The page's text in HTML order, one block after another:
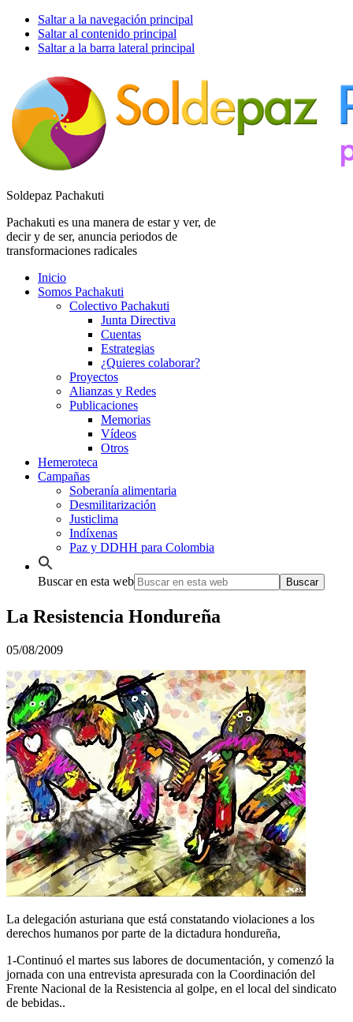
Saltar a la navegación principal
Saltar al contenido principal
Saltar a la barra lateral principal
Soldepaz Pachakuti
Pachakuti es una manera de estar y ver, de
decir y de ser, anuncia periodos de
transformaciones radicales
Inicio
Somos Pachakuti
Colectivo Pachakuti
Junta Directiva
Cuentas
Estrategias
¿Quieres colaborar?
Proyectos
Alianzas y Redes
Publicaciones
Memorias
Vídeos
Otros
Hemeroteca
Campañas
Soberanía alimentaria
Desmilitarización
Justiclima
Indíxenas
Paz y DDHH para Colombia
Buscar en esta web
La Resistencia Hondureña
05/08/2009
La delegación asturiana que está constatando violaciones a los
derechos humanos por parte de la dictadura hondureña,
1-Continuó el martes sus labores de documentación, y comenzó la
jornada con una entrevista apresurada con la Coordinación del
Frente Nacional de la Resistencia al golpe, en el local del sindicato
de bebidas..